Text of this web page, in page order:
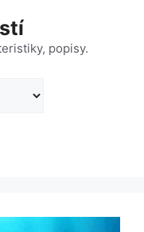
popisy.